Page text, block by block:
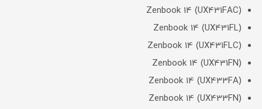
Zenbook 14 (UX431FAC)
Zenbook 14 (UX431FL)
Zenbook 14 (UX431FLC)
Zenbook 14 (UX431FN)
Zenbook 14 (UX433FA)
Zenbook 14 (UX433FN)